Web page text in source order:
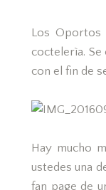
Los Oportos
coctelerìa.
con el fin de
Hay mucho
ustedes una
fan page de